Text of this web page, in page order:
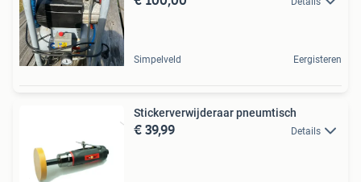
Simpelveld Eergisteren
Stickerverwijderaar pneumtisch
€ 39,99 Details